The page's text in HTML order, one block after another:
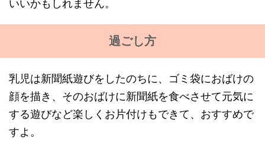
いいかもしれません。
過ごし方
乳児は新聞紙遊びをしたのちに、ゴミ袋におばけの
顔を描き、そのおばけに新聞紙を食べさせて元気に
する遊びなど楽しくお片付けもできて、おすすめで
すよ。